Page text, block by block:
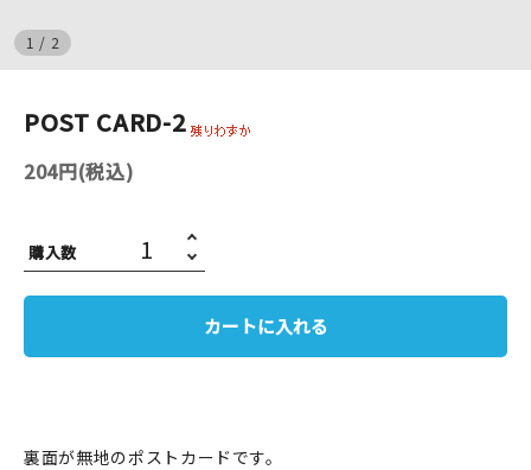
無地素材
紙
はんこ
台湾グッズ
1 / 2
POST CARD-2
204円(税込)
購入数
カートに入れる
裏面が無地のポストカードです。